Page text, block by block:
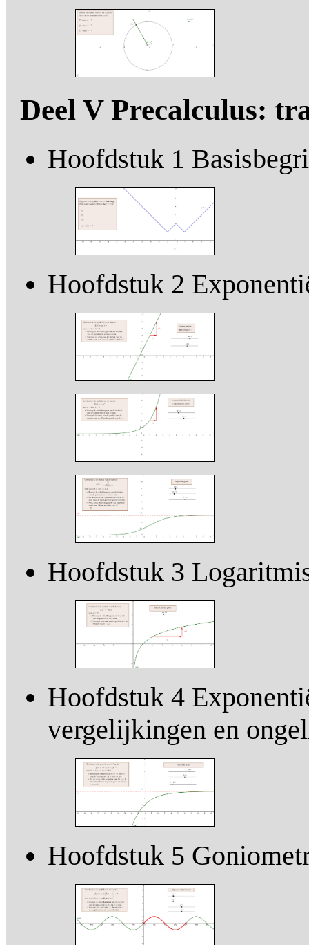
Deel V Precalculus:
Hoofdstuk 1
Hoofdstuk 2
Hoofdstuk 3
Hoofdstuk 4
vergelijkingen en
Hoofdstuk 5